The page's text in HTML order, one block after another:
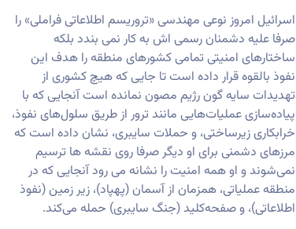
اسرائیل امروز نوعی مهندسی «تروریسم اطلاعاتی فراملی» را
صرفا علیه دشمنان رسمی ‌اش به کار نمی بندد بلکه
ساختارهای امنیتی تمامی کشورهای منطقه را هدف این
نفوذ بالقوه قرار داده است تا جایی که هیچ کشوری از
تهدیدات سایه‌ گون رژیم مصون نمانده است آنجایی که با
پیاده‌سازی عملیات‌هایی مانند ترور از طریق سلول‌های نفوذ،
خرابکاری زیرساختی، و حملات سایبری، نشان داده است که
مرزهای دشمنی برای او دیگر صرفا روی نقشه‌ ها ترسیم
نمی‌شوند و او همه امنیت را نشانه می رود آنجایی که در
منطقه عملیاتی، همزمان از آسمان (پهپاد)، زیر زمین (نفوذ
اطلاعاتی)، و صفحه‌کلید (جنگ سایبری) حمله می‌کند.